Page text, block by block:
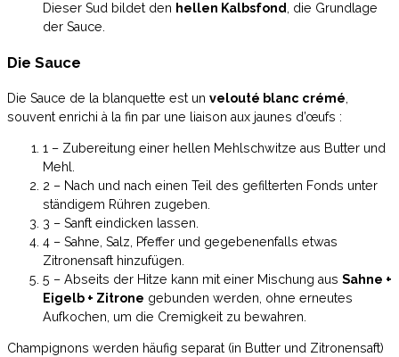
Dieser Sud bildet den hellen Kalbsfond, die Grundlage
der Sauce.
Die Sauce
Die Sauce de la blanquette est un velouté blanc crémé
souvent enrichi à la fin par une liaison aux jaunes d’œufs :
1 – Zubereitung einer hellen Mehlschwitze aus Butter und
Mehl.
2 – Nach und nach einen Teil des gefilterten Fonds unter
ständigem Rühren zugeben.
3 – Sanft eindicken lassen.
4 – Sahne, Salz, Pfeffer und gegebenenfalls etwas
Zitronensaft hinzufügen.
5 – Abseits der Hitze kann mit einer Mischung aus Sahne +
Eigelb + Zitrone gebunden werden, ohne erneutes
Aufkochen, um die Cremigkeit zu bewahren.
Champignons werden häufig separat (in Butter und Zitronensaft)